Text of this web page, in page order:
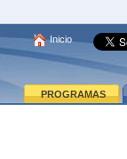
Inicio
PROGRAMAS